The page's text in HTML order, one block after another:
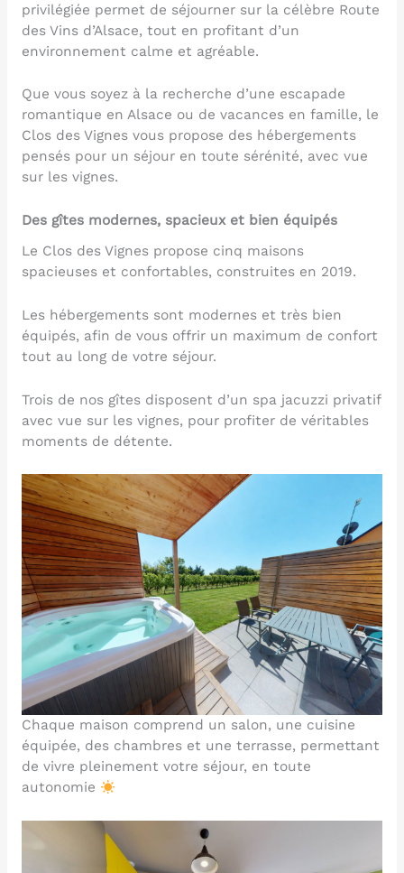
privilégiée permet de séjourner sur la célèbre Route
des Vins d’Alsace, tout en profitant d’un
environnement calme et agréable.
Que vous soyez à la recherche d’une escapade
romantique en Alsace ou de vacances en famille, le
Clos des Vignes vous propose des hébergements
pensés pour un séjour en toute sérénité, avec vue
sur les vignes.
Des gîtes modernes, spacieux et bien équipés
Le Clos des Vignes propose cinq maisons
spacieuses et confortables, construites en 2019.
Les hébergements sont modernes et très bien
équipés, afin de vous offrir un maximum de confort
tout au long de votre séjour.
Trois de nos gîtes disposent d’un spa jacuzzi privatif
avec vue sur les vignes, pour profiter de véritables
moments de détente.
Chaque maison comprend un salon, une cuisine
équipée, des chambres et une terrasse, permettant
de vivre pleinement votre séjour, en toute
autonomie